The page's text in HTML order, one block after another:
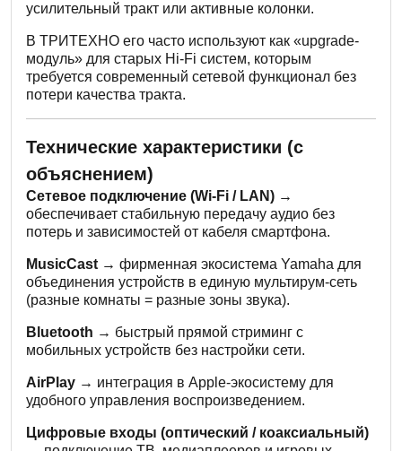
усилительный тракт или активные колонки.
В ТРИТЕХНО его часто используют как «upgrade-
модуль» для старых Hi-Fi систем, которым
требуется современный сетевой функционал без
потери качества тракта.
Технические характеристики (с
объяснением)
Сетевое подключение (Wi-Fi / LAN) →
обеспечивает стабильную передачу аудио без
потерь и зависимостей от кабеля смартфона.
MusicCast → фирменная экосистема Yamaha для
объединения устройств в единую мультирум-сеть
(разные комнаты = разные зоны звука).
Bluetooth → быстрый прямой стриминг с
мобильных устройств без настройки сети.
AirPlay → интеграция в Apple-экосистему для
удобного управления воспроизведением.
Цифровые входы (оптический / коаксиальный)